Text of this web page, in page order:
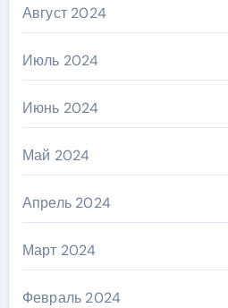
Август 2024
Июль 2024
Июнь 2024
Май 2024
Апрель 2024
Март 2024
Февраль 2024